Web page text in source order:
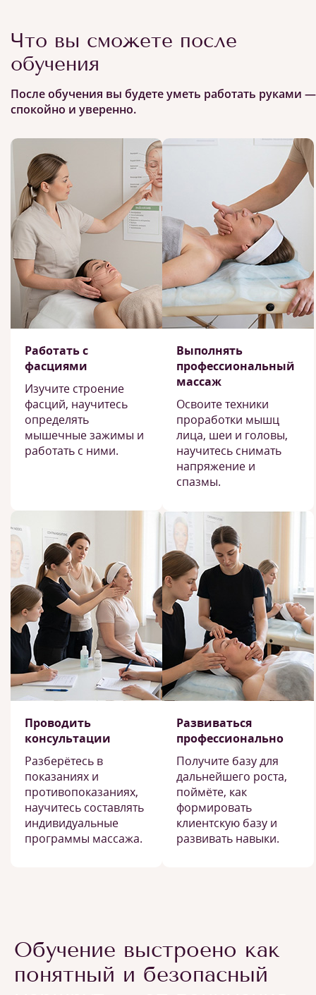
Что вы сможете после
обучения
После обучения вы будете уметь работать руками —
спокойно и уверенно.
Работать с
фасциями
Изучите строение
фасций, научитесь
определять
мышечные зажимы и
работать с ними.
Выполнять
профессиональный
массаж
Освоите техники
проработки мышц
лица, шеи и головы,
научитесь снимать
напряжение и
спазмы.
Проводить
консультации
Разберётесь в
показаниях и
противопоказаниях,
научитесь составлять
индивидуальные
программы массажа.
Развиваться
профессионально
Получите базу для
дальнейшего роста,
поймёте, как
формировать
клиентскую базу и
развивать навыки.
Обучение выстроено как
понятный и безопасный